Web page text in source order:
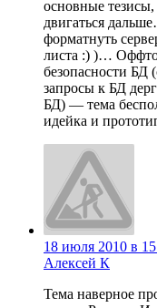
основные
двигаться
форматнуть
листа :) )…
безопасности БД
запросы к БД
БД) — тема
идейка и
18 июля 2010 в
Алексей К
Тема наверное